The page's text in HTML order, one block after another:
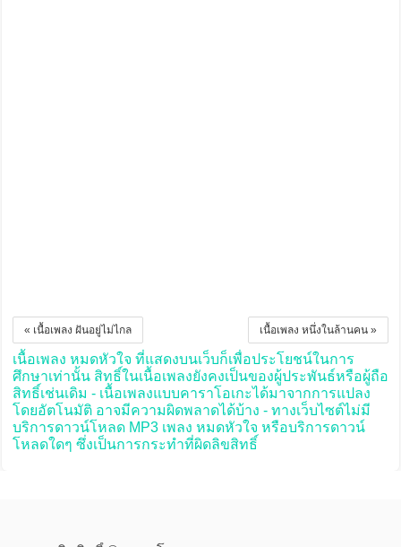
เนื้อเพลง หนึ่งในล้านคน »
« เนื้อเพลง ฝันอยู่ไม่ไกล
เนื้อเพลง หมดหัวใจ ที่แสดงบนเว็บก็เพื่อประโยชน์ในการ
ศึกษาเท่านั้น สิทธิ์ในเนื้อเพลงยังคงเป็นของผู้ประพันธ์หรือผู้ถือ
สิทธิ์เช่นเดิม - เนื้อเพลงแบบคาราโอเกะได้มาจากการแปลง
โดยอัตโนมัติ อาจมีความผิดพลาดได้บ้าง - ทางเว็บไซต์ไม่มี
บริการดาวน์โหลด MP3 เพลง หมดหัวใจ หรือบริการดาวน์
โหลดใดๆ ซึ่งเป็นการกระทำที่ผิดลิขสิทธิ์